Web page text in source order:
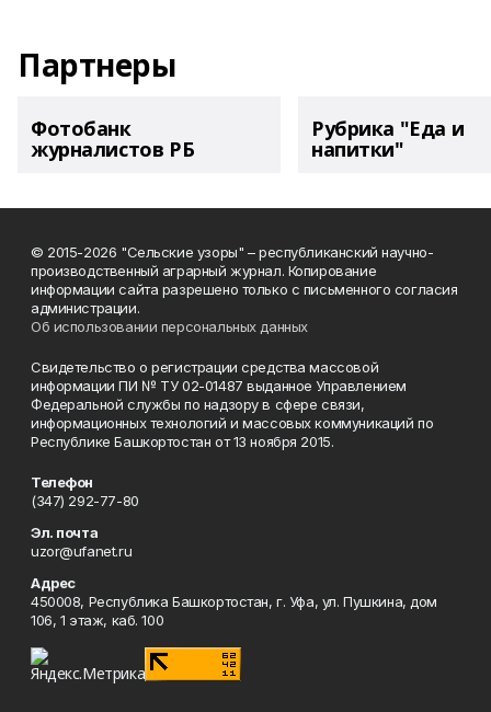
Партнеры
Фотобанк
журналистов РБ
Рубрика "Еда и
напитки"
© 2015-2026 "Сельские узоры" – республиканский научно-
производственный аграрный журнал. Копирование
информации сайта разрешено только с письменного согласия
администрации.
Об использовании персональных данных
Свидетельство о регистрации средства массовой
информации ПИ № ТУ 02-01487 выданное Управлением
Федеральной службы по надзору в сфере связи,
информационных технологий и массовых коммуникаций по
Республике Башкортостан от 13 ноября 2015.
Телефон
(347) 292-77-80
Эл. почта
uzor@ufanet.ru
Адрес
450008, Республика Башкортостан, г. Уфа, ул. Пушкина, дом
106, 1 этаж, каб. 100